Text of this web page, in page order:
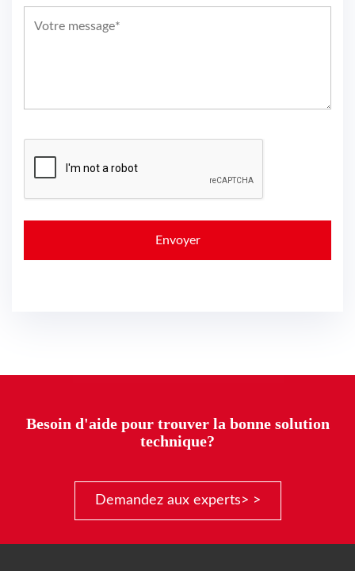
Besoin d'aide pour trouver la bonne solution
technique?
Demandez aux experts> >